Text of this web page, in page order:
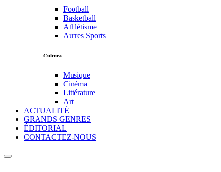
Football
Basketball
Athlétisme
Autres Sports
Culture
Musique
Cinéma
Littérature
Art
ACTUALITÉ
GRANDS GENRES
ÉDITORIAL
CONTACTEZ-NOUS